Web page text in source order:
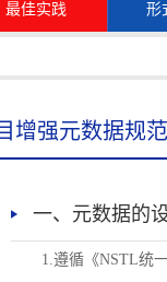
最佳实践 形
增强元数据规范
一、元数据的
1.遵循《NSTL统